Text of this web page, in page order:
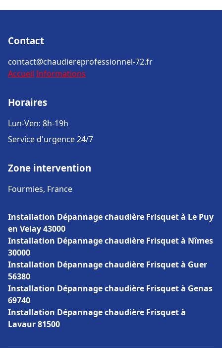
Contact
contact@chaudiereprofessionnel-72.fr
Accueil Informations
Horaires
Lun-Ven: 8h-19h
Service d'urgence 24/7
Zone intervention
Fourmies, France
Installation Dépannage chaudière Frisquet à Le Puy
en Velay 43000
Installation Dépannage chaudière Frisquet à Nîmes
30000
Installation Dépannage chaudière Frisquet à Guer
56380
Installation Dépannage chaudière Frisquet à Genas
69740
Installation Dépannage chaudière Frisquet à
Lavaur 81500